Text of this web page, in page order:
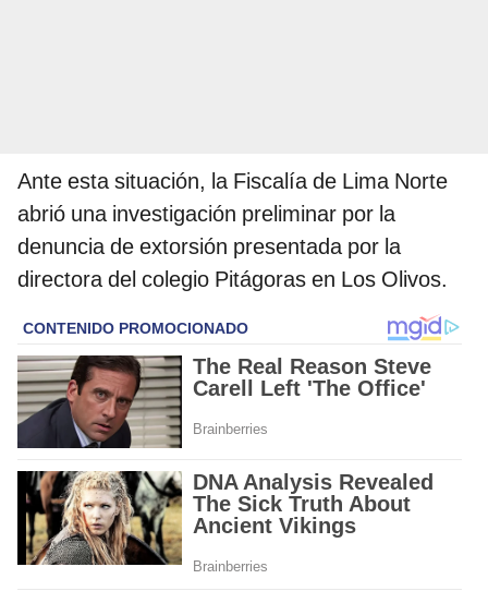
Ante esta situación, la Fiscalía de Lima Norte
abrió una investigación preliminar por la
denuncia de extorsión presentada por la
directora del colegio Pitágoras en Los Olivos.